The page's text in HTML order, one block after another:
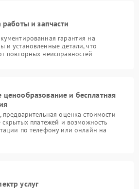
работы и запчасти
гарантия на
и установленные детали, что
повторных неисправностей
ценообразование и бесплатная
предварительная оценка стоимости
скрытых платежей и возможность
по телефону или онлайн на
услуг